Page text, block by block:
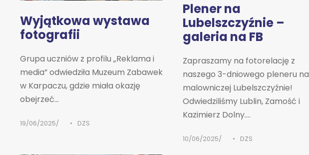
Wyjątkowa wystawa
fotografii
Grupa uczniów z profilu „Reklama i
media” odwiedziła Muzeum Zabawek
w Karpaczu, gdzie miała okazję
obejrzeć...
19/06/2025 • DZS
Plener na
Lubelszczyźnie –
galeria na FB
Zapraszamy na fotorelację z
naszego 3-dniowego pleneru na
malowniczej Lubelszczyźnie!
Odwiedziliśmy Lublin, Zamość i
Kazimierz Dolny....
10/06/2025 • DZS